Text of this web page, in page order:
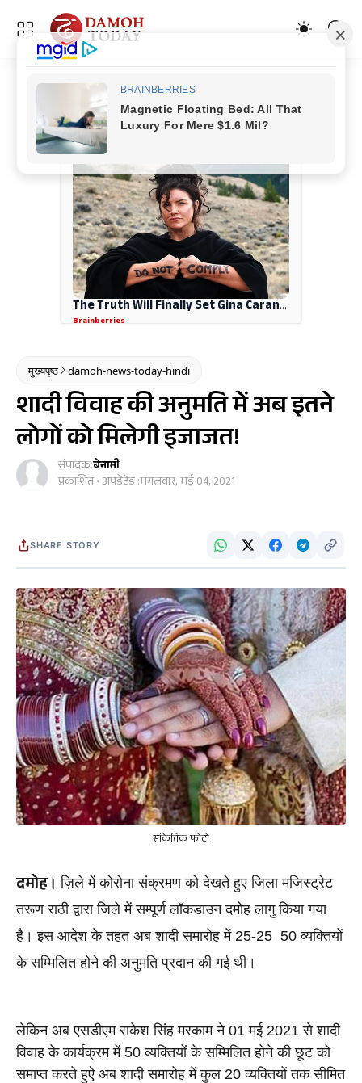
ADVERTISEMENT
मुख्यपृष्ठ damoh-news-today-hindi
शादी विवाह की अनुमति में अब इतने
लोगों को मिलेगी इजाजत!
संपादक:बेनामी
प्रकाशित • अपडेटेड :मंगलवार, मई 04, 2021
SHARE STORY
सांकेतिक फोटो
दमोह। ज़िले में कोरोना संक्रमण को देखते हुए जिला मजिस्ट्रेट
तरूण राठी द्वारा जिले में सम्पूर्ण लॉकडाउन दमोह लागु किया गया
है। इस आदेश के तहत अब शादी समारोह में 25-25  50 व्यक्तियों
के सम्मिलित होने की अनुमति प्रदान की गई थी।
लेकिन अब एसडीएम राकेश सिंह मरकाम ने 01 मई 2021 से शादी
विवाह के कार्यक्रम में 50 व्यक्तियों के सम्मिलित होने की छूट को
समाप्त करते हुऐ अब शादी समारोह में कुल 20 व्यक्तियों तक सीमित